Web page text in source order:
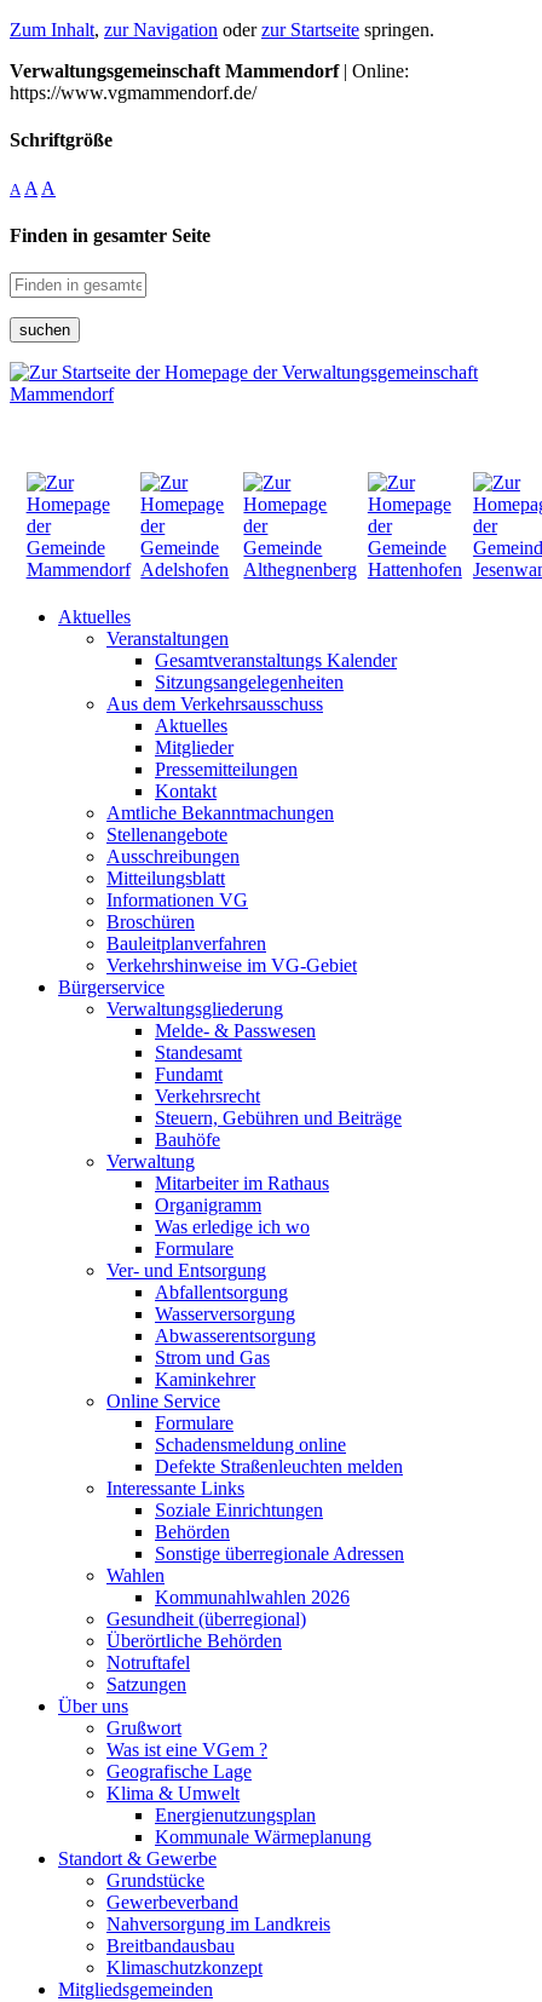
Zum Inhalt, zur Navigation oderzur Startseite springen.
Verwaltungsgemeinschaft Mammendorf| Online:
https://www.vgmammendorf.de/
Schriftgröße
A A A
Finden in gesamter Seite
suchen
Aktuelles
Veranstaltungen
Gesamtveranstaltungs Kalender
Sitzungsangelegenheiten
Aus dem Verkehrsausschuss
Aktuelles
Mitglieder
Pressemitteilungen
Kontakt
Amtliche Bekanntmachungen
Stellenangebote
Ausschreibungen
Mitteilungsblatt
Informationen VG
Broschüren
Bauleitplanverfahren
Verkehrshinweise im VG-Gebiet
Bürgerservice
Verwaltungsgliederung
Melde- & Passwesen
Standesamt
Fundamt
Verkehrsrecht
Steuern, Gebühren und Beiträge
Bauhöfe
Verwaltung
Mitarbeiter im Rathaus
Organigramm
Was erledige ich wo
Formulare
Ver- und Entsorgung
Abfallentsorgung
Wasserversorgung
Abwasserentsorgung
Strom und Gas
Kaminkehrer
Online Service
Formulare
Schadensmeldung online
Defekte Straßenleuchten melden
Interessante Links
Soziale Einrichtungen
Behörden
Sonstige überregionale Adressen
Wahlen
Kommunahlwahlen 2026
Gesundheit (überregional)
Überörtliche Behörden
Notruftafel
Satzungen
Über uns
Grußwort
Was ist eine VGem ?
Geografische Lage
Klima & Umwelt
Energienutzungsplan
Kommunale Wärmeplanung
Standort & Gewerbe
Grundstücke
Gewerbeverband
Nahversorgung im Landkreis
Breitbandausbau
Klimaschutzkonzept
Mitgliedsgemeinden